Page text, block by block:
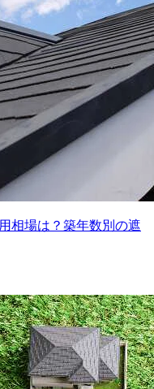
相場は？築年数別の遮